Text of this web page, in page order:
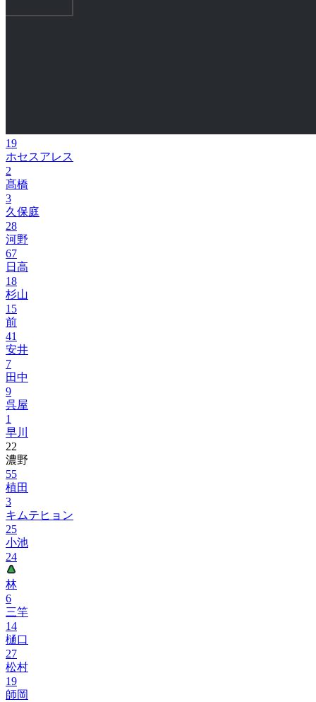
19
ホセスアレス
2
髙橋
3
久保庭
28
河野
67
日高
18
杉山
15
前
41
安井
7
田中
9
呉屋
1
早川
22
濃野
55
植田
3
キムテヒョン
25
小池
24
林
6
三竿
14
樋口
27
松村
19
師岡